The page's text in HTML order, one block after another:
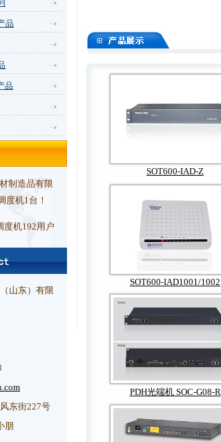
品
品
持！
集团有限公
机1台！
有限公司采
光口两
度机1台！
1台，6口串
集团有限公
调度台2台
山东）有限
东街227号
朋
SOT600-IAD-Z
SOT600-IAD1001/1002
PDH光端机 SOC-G08-R